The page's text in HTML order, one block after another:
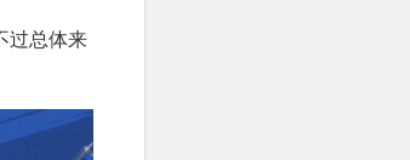
过总体来